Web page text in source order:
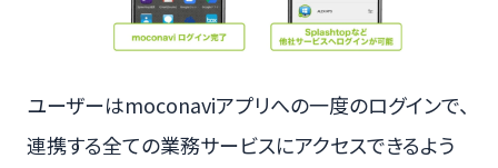
ユーザーはmoconaviアプリへの一度のログインで、
連携する全ての業務サービスにアクセスできるよう